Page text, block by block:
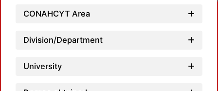
CONAHCYT Area
Division/Department
University